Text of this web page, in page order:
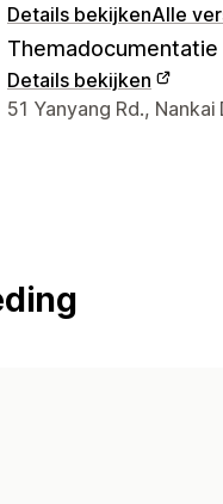
Details bekijkenAlle
Themadocumentatie
Details bekijken
Contactgegevens
51 Yanyang Rd.,